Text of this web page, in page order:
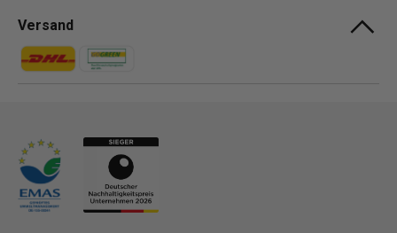
Versand
Zahlungsmethoden
Zahlungsmethoden